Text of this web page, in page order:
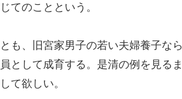
てのことという。
も、旧宮家男子の若い夫婦養子なら
として成育する。是清の例を見るま
て欲しい。